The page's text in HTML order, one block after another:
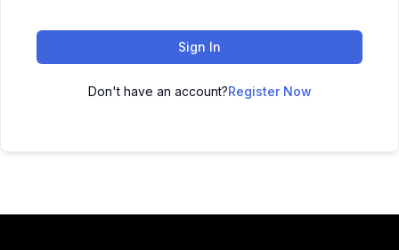
Sign In
Don't have an account?Register Now